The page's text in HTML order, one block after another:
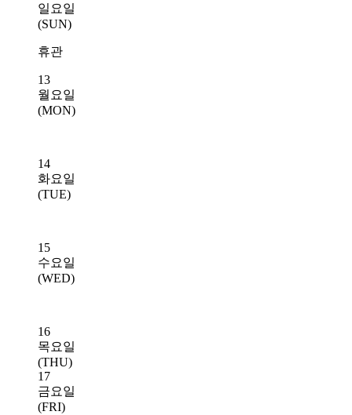
일요일
(SUN)
휴관
13
월요일
(MON)
14
화요일
(TUE)
15
수요일
(WED)
16
목요일
(THU)
17
금요일
(FRI)